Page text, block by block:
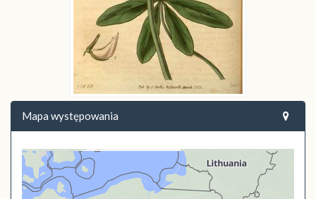
Mapa występowania